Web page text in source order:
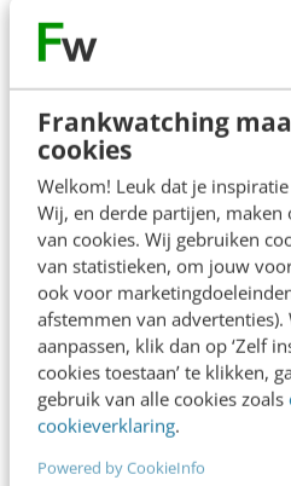
Frankwatching
cookies
Welkom! Leuk dat je
Wij, en derde partijen, maken
van cookies. Wij gebruiken
van statistieken, om jouw
ook voor
afstemmen van
aanpassen, klik dan op ‘Zelf
cookies toestaan’ te klikken,
gebruik van alle cookies zoals
cookieverklaring.
Powered by CookieInfo
volgen op IGTV, volgt
je reguliere Instagram-
Overigens is het
aantrekkelijke coverfoto
video die je uploadt. Op
groter dat kijkers op je
het overzicht van één
verschijnt.
5. Nieuwe
Op dit moment zijn er